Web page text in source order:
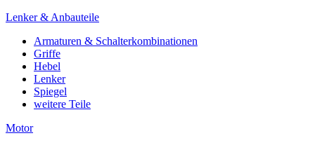
Lenker & Anbauteile
Armaturen & Schalterkombinationen
Griffe
Hebel
Lenker
Spiegel
weitere Teile
Motor